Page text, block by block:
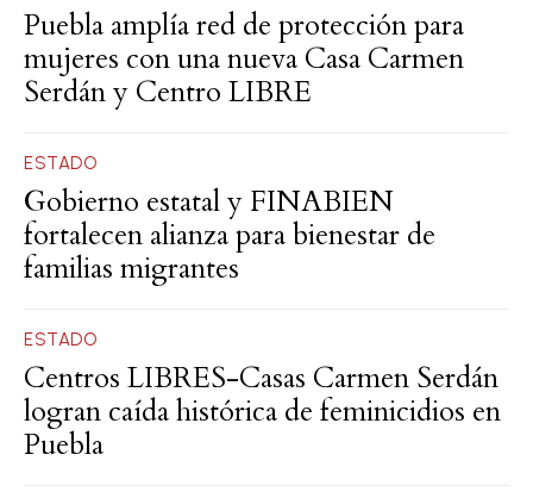
Puebla amplía red de protección para
mujeres con una nueva Casa Carmen
Serdán y Centro LIBRE
ESTADO
Gobierno estatal y FINABIEN
fortalecen alianza para bienestar de
familias migrantes
ESTADO
Centros LIBRES-Casas Carmen Serdán
logran caída histórica de feminicidios en
Puebla